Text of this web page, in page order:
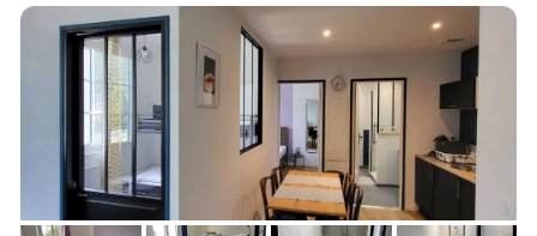
sécher et lave linge, bouilloire , cafetière et tous les ustensiles
de cuisine)- 2 chambres climat...